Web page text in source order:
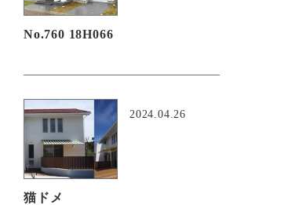
No.760 18H066
2024.04.26
猫ドメ